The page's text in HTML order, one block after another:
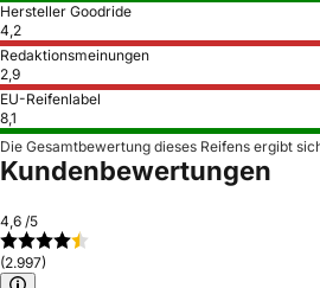
Hersteller Goodride
4,2
Redaktionsmeinungen
2,9
EU-Reifenlabel
8,1
Die Gesamtbewertung dieses Reifens ergibt
Kundenbewertungen
4,6 /5
(2.997)